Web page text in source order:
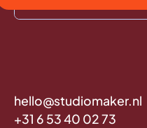
hello@studiomaker.nl
+31 6 53 40 02 73